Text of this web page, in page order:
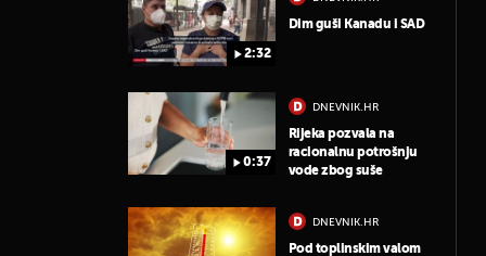
2:32
Dim guši Kanadu i SAD
0:37
DNEVNIK.HR
Rijeka pozvala na
racionalnu potrošnju
vode zbog suše
DNEVNIK.HR
Pod toplinskim valom